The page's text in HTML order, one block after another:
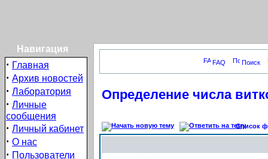
Навигация
· Главная
· Архив новостей
· Лаборатория
· Личные
сообщения
· Личный кабинет
· О нас
· Пользователи
FAQ Поиск
Определение числа
Список